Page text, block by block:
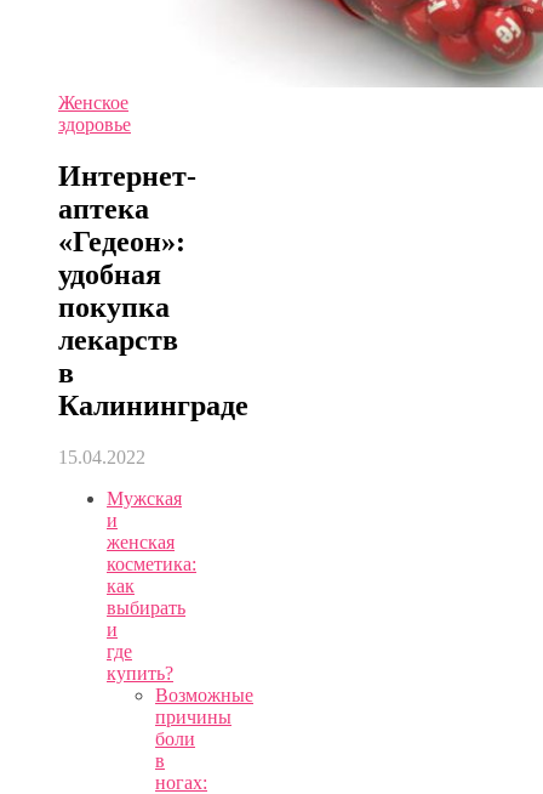
Женское
здоровье
Интернет-
аптека
«Гедеон»:
удобная
покупка
лекарств
в
Калининграде
15.04.2022
Мужская
и
женская
косметика:
как
выбирать
и
где
купить?
Возможные
причины
боли
в
ногах: